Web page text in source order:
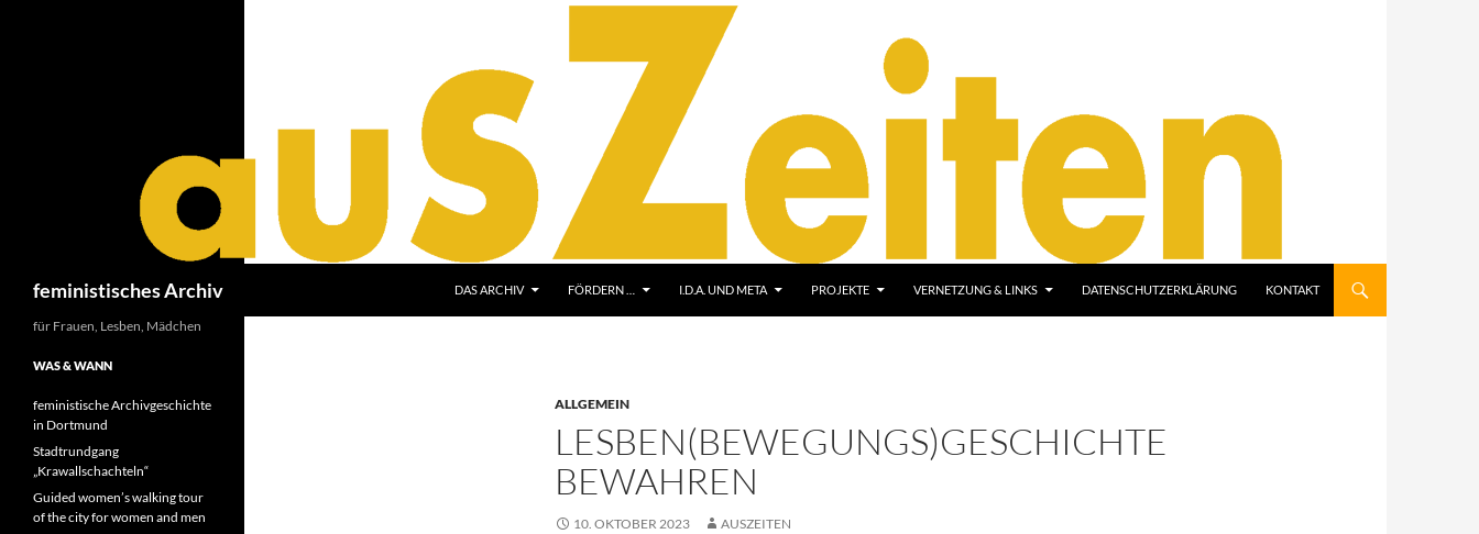
feministisches Archiv DAS ARCHIV FÖRDERN … I.D.A. UND META PROJEKTE VERNETZUNG & LINKS DATENSCHUTZERKLÄRUNG KONTAKT
ALLGEMEIN
LESBEN(BEWEGUNGS)GESCHICHTE
BEWAHREN
10. OKTOBER 2023 AUSZEITEN
für Frauen, Lesben, Mädchen
WAS & WANN
feministische Archivgeschichte
in Dortmund
Stadtrundgang
„Krawallschachteln“
Guided women’s walking tour
of the city for women and men